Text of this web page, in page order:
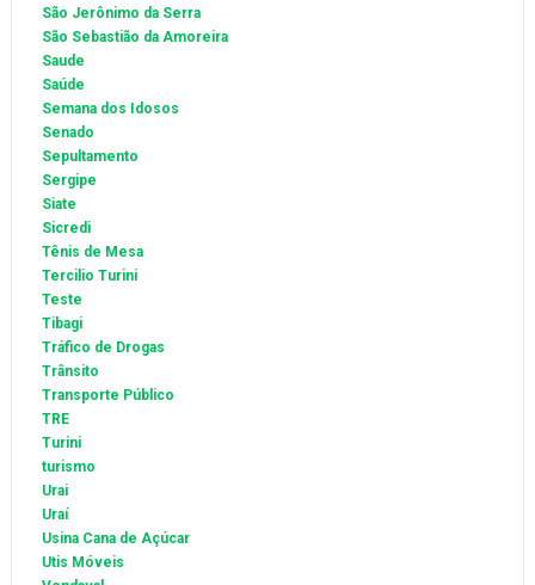
São Jerônimo da Serra
São Sebastião da Amoreira
Saude
Saúde
Semana dos Idosos
Senado
Sepultamento
Sergipe
Siate
Sicredi
Tênis de Mesa
Tercilio Turini
Teste
Tibagi
Tráfico de Drogas
Trânsito
Transporte Público
TRE
Turini
turismo
Urai
Uraí
Usina Cana de Açúcar
Utis Móveis